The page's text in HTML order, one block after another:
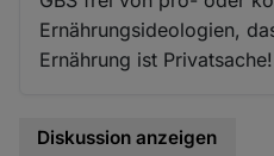
Ernährungsideologien,
Ernährung ist Privatsache!
Diskussion anzeigen